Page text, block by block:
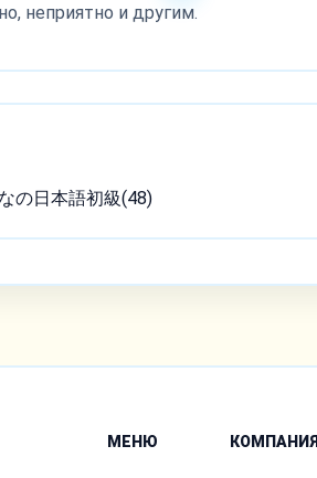
неприятно и другим.
の日本語初級(48)
МЕНЮ КОМПАНИЯ